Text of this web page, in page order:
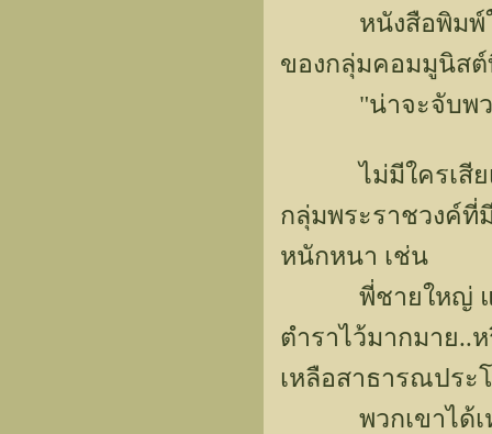
หนังสือพิมพ์ในเ
ของกลุ่มคอมมูนิสต์
"น่าจะจับพวกค
ไม่มีใครเสียเว
กลุ่มพระราชวงค์ที่
หนักหนา เช่น
พี่ชายใหญ่ แกร
ตำราไว้มากมาย..
เหลือสาธารณประ
พวกเขาได้เหม